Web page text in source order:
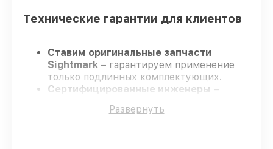
Технические гарантии для клиентов
Ставим оригинальные запчасти
Sightmark – гарантируем применение
только подлинных комплектующих.
Сертифицированные инженеры –
навыков, что подтверждает уровень их
Развернуть